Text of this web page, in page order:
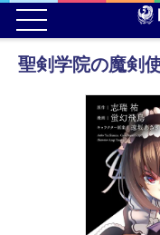
聖剣学院の魔剣